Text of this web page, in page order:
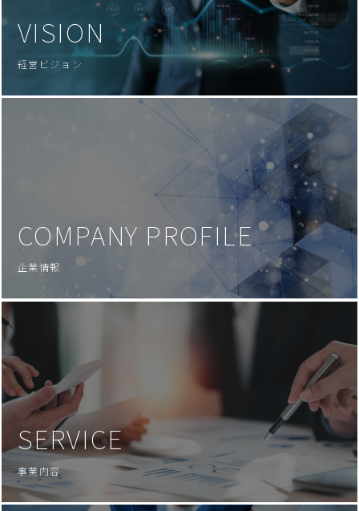
VISION
経営ビジョン
COMPANY PROFILE
企業情報
SERVICE
事業内容